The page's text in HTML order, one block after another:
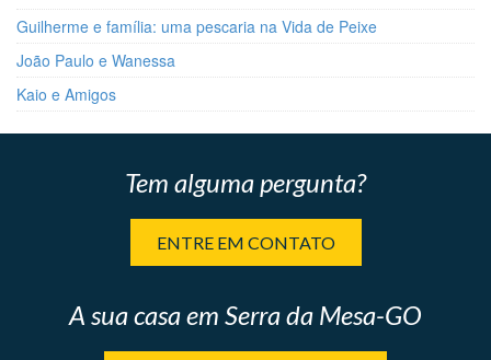
Guilherme e família: uma pescaria na Vida de Peixe
João Paulo e Wanessa
Kaio e Amigos
Tem alguma pergunta?
ENTRE EM CONTATO
A sua casa em Serra da Mesa-GO